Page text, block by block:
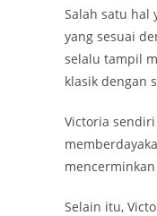
Salah satu hal
yang sesuai
selalu tampil
klasik dengan
Victoria
Selain itu,